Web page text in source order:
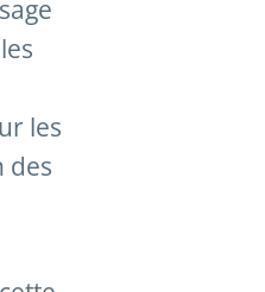
les
des